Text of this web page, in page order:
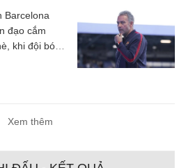
Barcelona
đạo cắm
khi đội bóng
Xem thêm